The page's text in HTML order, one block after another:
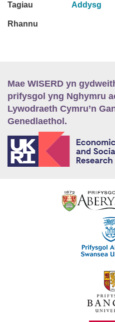
Tagiau Addysg
Rhannu
Mae WISERD yn
prifysgol yng Nghymru
Lywodraeth Cymru’n
Genedlaethol.